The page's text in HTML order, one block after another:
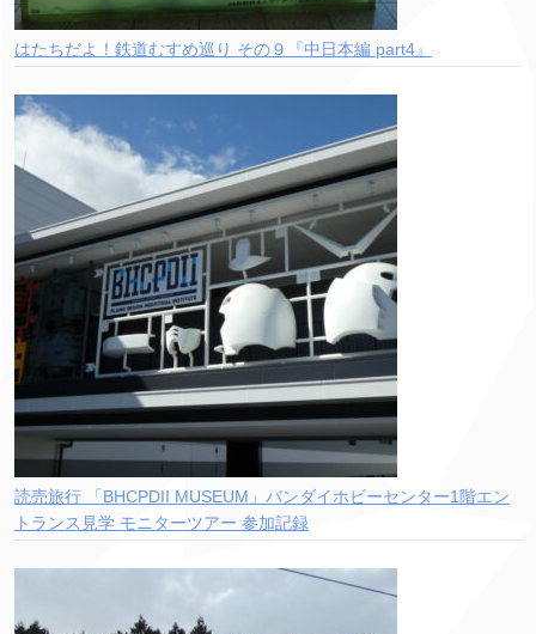
はたちだよ！鉄道むすめ巡り その９『中日本編 part4』
読売旅行 「BHCPDII MUSEUM」バンダイホビーセンター1階エン
トランス見学 モニターツアー 参加記録